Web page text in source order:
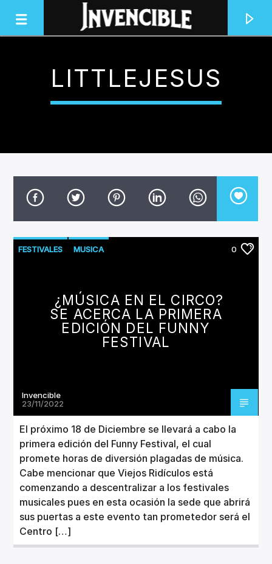
INVENCIBLE RADIO
JUNTOS SOMOS INVENCIBLES
TÍTULO
ARTISTA
LITTLEJESUS
FESTIVALES MUSICA 0
¿MÚSICA EN EL CIRCO?
SE ACERCA LA PRIMERA
EDICIÓN DEL FUNNY
FESTIVAL
Invencible
23/11/2022
El próximo 18 de Diciembre se llevará a cabo la
primera edición del Funny Festival, el cual
promete horas de diversión plagadas de música.
Cabe mencionar que Viejos Ridículos está
comenzando a descentralizar a los festivales
musicales pues en esta ocasión la sede que abrirá
sus puertas a este evento tan prometedor será el
Centro […]